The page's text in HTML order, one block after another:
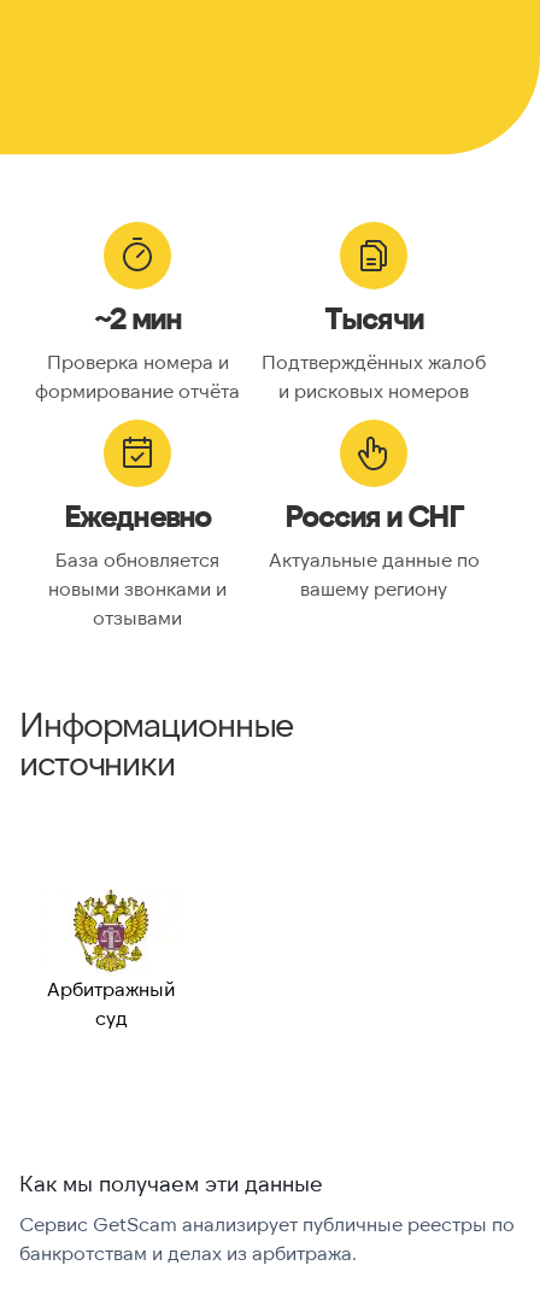
~2 мин
Проверка номера и
формирование отчёта
Тысячи
Подтверждённых жалоб
и рисковых номеров
Ежедневно
База обновляется
новыми звонками и
отзывами
Россия и СНГ
Актуальные данные по
вашему региону
Информационные
источники
Арбитражный
суд
Как мы получаем эти данные
Сервис GetScam анализирует публичные реестры по
банкротствам и делах из арбитража.